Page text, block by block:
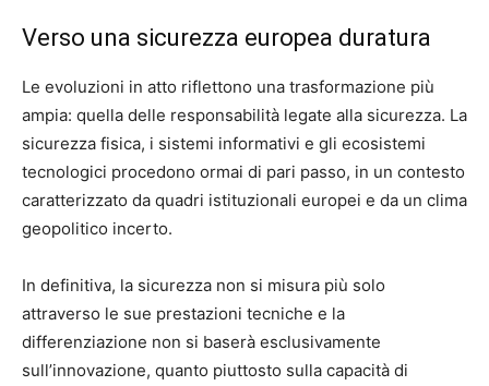
Verso una sicurezza europea duratura
Le evoluzioni in atto riflettono una trasformazione più
ampia: quella delle responsabilità legate alla sicurezza. La
sicurezza fisica, i sistemi informativi e gli ecosistemi
tecnologici procedono ormai di pari passo, in un contesto
caratterizzato da quadri istituzionali europei e da un clima
geopolitico incerto.
In definitiva, la sicurezza non si misura più solo
attraverso le sue prestazioni tecniche e la
differenziazione non si baserà esclusivamente
sull’innovazione, quanto piuttosto sulla capacità di